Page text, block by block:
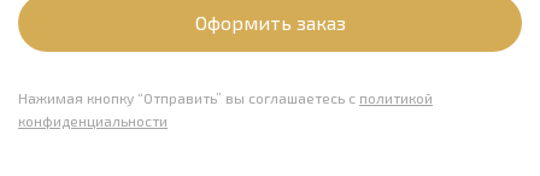
Оформить заказ
Нажимая кнопку “Отправить” вы соглашаетесь с политикой
конфиденциальности